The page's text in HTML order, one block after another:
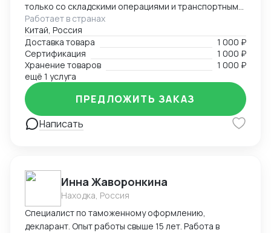
только со складскими операциями и транспортным
сопровождением. В нее также входит таможенное
оформление, помощь в заполнении необходимой
сопроводительной и разрешительной
документации.
Работает в странах
Китай, Россия
Доставка товара
1 000 ₽
Сертификация
1 000 ₽
Хранение товаров
1 000 ₽
ещё 1 услуга
Написать
ПРЕДЛОЖИТЬ ЗАКАЗ
Инна Жаворонкина
Находка, Россия
Специалист по таможенному оформлению,
декларант. Опыт работы свыше 15 лет. Работа в